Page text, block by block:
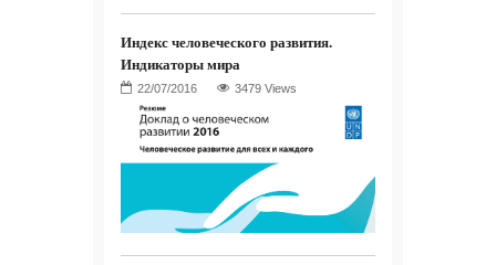
Индекс человеческого развития.
Индикаторы мира
3479 Views